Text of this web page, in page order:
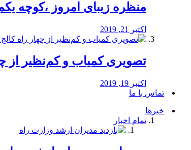
منظره‌‌ زیبای امروز ،کوچه یکم
اکتبر 21, 2019
️تصویری کمیاب و کم‌نظیر از چهار
اکتبر 19, 2019
تماس با ما
خبرها
تمام اخبار